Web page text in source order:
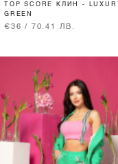
TOP SCORE КЛИН -
GREEN
€36 / 70.41 ЛВ.